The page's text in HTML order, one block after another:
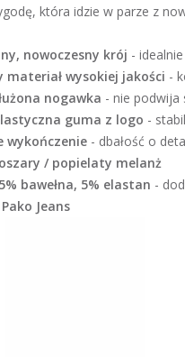
która idzie w parze z
nowoczesny krój -
materiał wysokiej jakości -
nogawka - nie podwija
guma z logo -
wykończenie - dbałość o
/ popielaty melanż
bawełna, 5% elastan -
Pako Jeans